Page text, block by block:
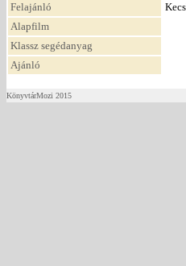
Felajánló
Alapfilm
Klassz segédanyag
Ajánló
KönyvtárMozi 2015